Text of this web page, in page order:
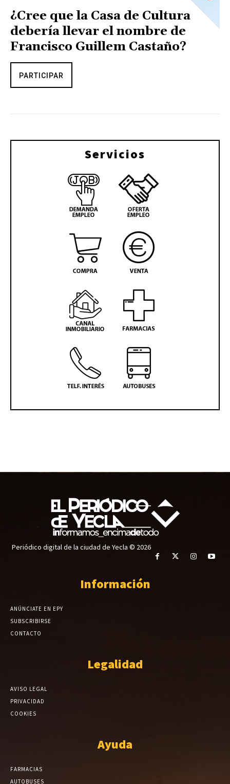
¿Cree que la Casa de Cultura
debería llevar el nombre de
Francisco Guillem Castaño?
PARTICIPAR
Servicios
Periódico digital de la ciudad de Yecla © 2026
Información
ANÚNCIATE EN EPY
SUBSCRIBIRSE
CONTACTO
Legalidad
AVISO LEGAL
PRIVACIDAD
COOKIES
Ayuda
FARMACIAS
AUTOBUSES